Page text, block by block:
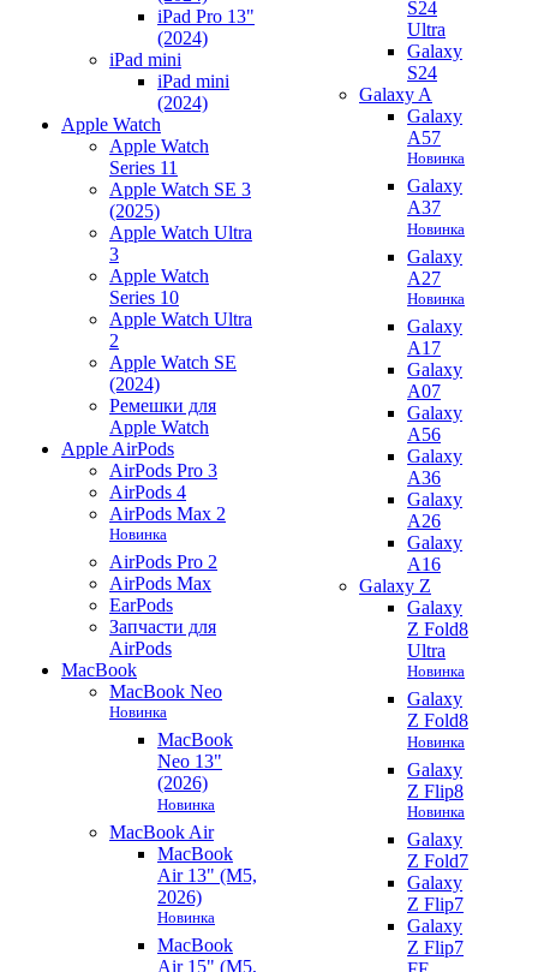
iPad Pro 13"
(2024)
iPad mini
iPad mini
(2024)
Apple Watch
Apple Watch
Series 11
Apple Watch SE 3
(2025)
Apple Watch Ultra
3
Apple Watch
Series 10
Apple Watch Ultra
2
Apple Watch SE
(2024)
Ремешки для
Apple Watch
Apple AirPods
AirPods Pro 3
AirPods 4
AirPods Max 2
Новинка
AirPods Pro 2
AirPods Max
EarPods
Запчасти для
AirPods
MacBook
MacBook Neo
Новинка
MacBook
Neo 13"
(2026)
Новинка
MacBook Air
MacBook
Air 13" (M5,
2026)
Новинка
MacBook
Air 15" (M5,
S24
Ultra
Galaxy
S24
Galaxy A
Galaxy
A57
Новинка
Galaxy
A37
Новинка
Galaxy
A27
Новинка
Galaxy
A17
Galaxy
A07
Galaxy
A56
Galaxy
A36
Galaxy
A26
Galaxy
A16
Galaxy Z
Galaxy
Z Fold8
Ultra
Новинка
Galaxy
Z Fold8
Новинка
Galaxy
Z Flip8
Новинка
Galaxy
Z Fold7
Galaxy
Z Flip7
Galaxy
Z Flip7